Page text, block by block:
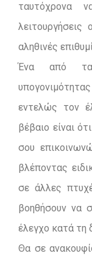
ταυτόχρονα
αληθινές
Ένα από τα
εντελώς τον
βέβαιο είναι
σου
βλέποντας
σε άλλες
βοηθήσουν να
έλεγχο κατά τη
Θα σε